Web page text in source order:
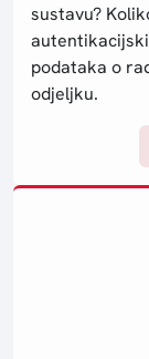
sustavu?
podataka o
odjeljku.